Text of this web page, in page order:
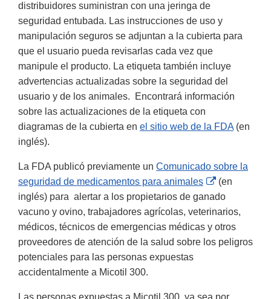
distribuidores suministran con una jeringa de
seguridad entubada. Las instrucciones de uso y
manipulación seguros se adjuntan a la cubierta para
que el usuario pueda revisarlas cada vez que
manipule el producto. La etiqueta también incluye
advertencias actualizadas sobre la seguridad del
usuario y de los animales. Encontrará información
sobre las actualizaciones de la etiqueta con
diagramas de la cubierta en el sitio web de la FDA (en
inglés).
La FDA publicó previamente un Comunicado sobre la
seguridad de medicamentos para animales
External
Link
Disclaimer
(en
inglés) para alertar a los propietarios de ganado
vacuno y ovino, trabajadores agrícolas, veterinarios,
médicos, técnicos de emergencias médicas y otros
proveedores de atención de la salud sobre los peligros
potenciales para las personas expuestas
accidentalmente a Micotil 300.